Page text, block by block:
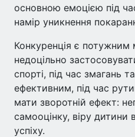
основною емоцією під
намір уникнення
Конкуренція є потужним
недоцільно
спорті, під час змагань
ефективним, під час
мати зворотній ефект:
самооцінку, віру дитини
успіху.